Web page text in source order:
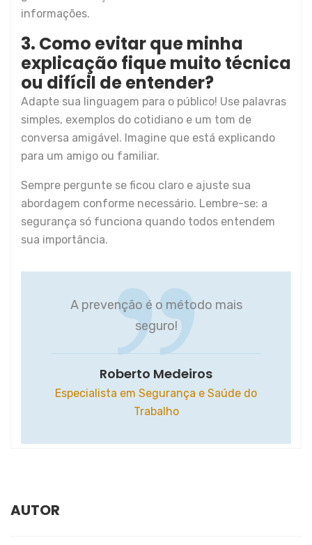
informações.
3. Como evitar que minha
explicação fique muito técnica
ou difícil de entender?
Adapte sua linguagem para o público! Use palavras
simples, exemplos do cotidiano e um tom de
conversa amigável. Imagine que está explicando
para um amigo ou familiar.
Sempre pergunte se ficou claro e ajuste sua
abordagem conforme necessário. Lembre-se: a
segurança só funciona quando todos entendem
sua importância.
A prevenção é o método mais
seguro!
Roberto Medeiros
Especialista em Segurança e Saúde do
Trabalho
AUTOR